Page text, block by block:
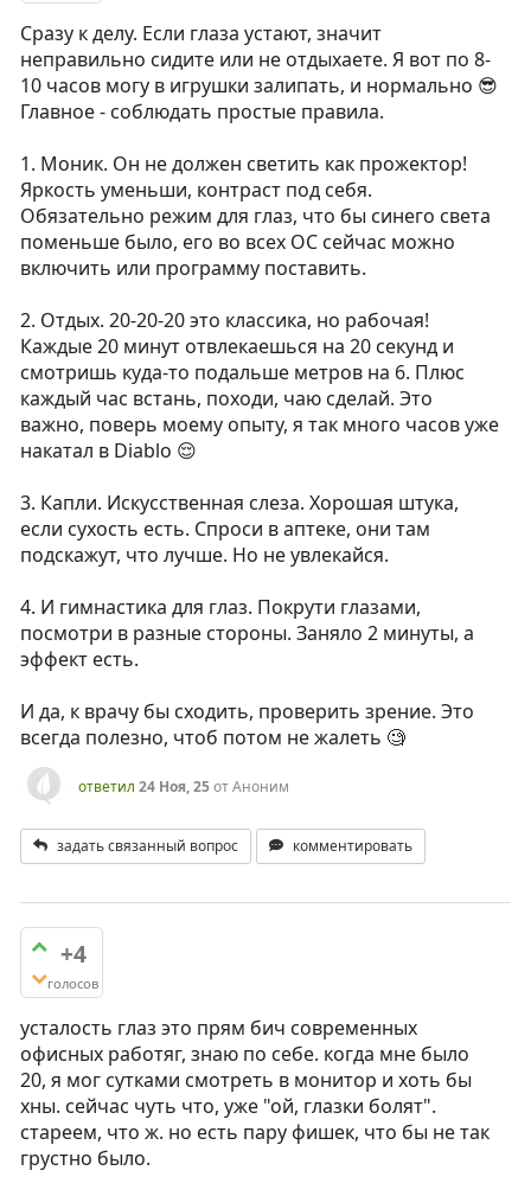
Сразу к делу. Если глаза устают, значит
неправильно сидите или не отдыхаете. Я вот по 8-
10 часов могу в игрушки залипать, и нормально 😎
Главное - соблюдать простые правила.
1. Моник. Он не должен светить как прожектор!
Яркость уменьши, контраст под себя.
Обязательно режим для глаз, что бы синего света
поменьше было, его во всех ОС сейчас можно
включить или программу поставить.
2. Отдых. 20-20-20 это классика, но рабочая!
Каждые 20 минут отвлекаешься на 20 секунд и
смотришь куда-то подальше метров на 6. Плюс
каждый час встань, походи, чаю сделай. Это
важно, поверь моему опыту, я так много часов уже
накатал в Diablo 😌
3. Капли. Искусственная слеза. Хорошая штука,
если сухость есть. Спроси в аптеке, они там
подскажут, что лучше. Но не увлекайся.
4. И гимнастика для глаз. Покрути глазами,
посмотри в разные стороны. Заняло 2 минуты, а
эффект есть.
И да, к врачу бы сходить, проверить зрение. Это
всегда полезно, чтоб потом не жалеть 🧐
ответил 24 Ноя, 25отАноним
задать связанный вопрос комментировать
+4
голосов
усталость глаз это прям бич современных
офисных работяг, знаю по себе. когда мне было
20, я мог сутками смотреть в монитор и хоть бы
хны. сейчас чуть что, уже "ой, глазки болят".
стареем, что ж. но есть пару фишек, что бы не так
грустно было.